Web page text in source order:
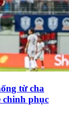
từ cha
chinh phục